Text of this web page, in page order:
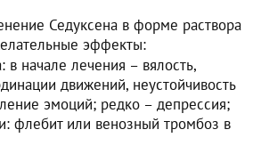
Седуксена в форме раствора
эффекты:
в начале лечения – вялость,
движений, неустойчивость
эмоций; редко – депрессия;
флебит или венозный тромбоз в